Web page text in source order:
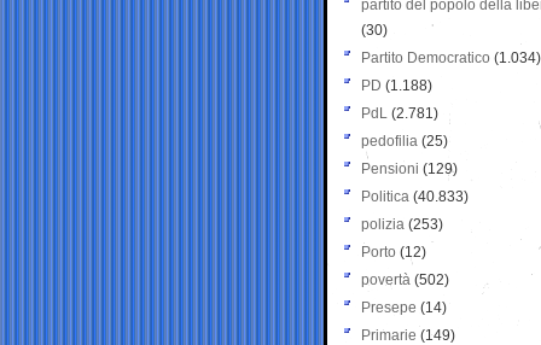
partito del popolo della
(30)
Partito Democratico (1.034)
PD (1.188)
PdL (2.781)
pedofilia (25)
Pensioni (129)
Politica (40.833)
polizia (253)
Porto (12)
povertà (502)
Presepe (14)
Primarie (149)